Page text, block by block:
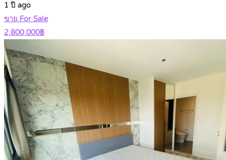
1 ปี ago
ขาย For Sale
2,800,000฿